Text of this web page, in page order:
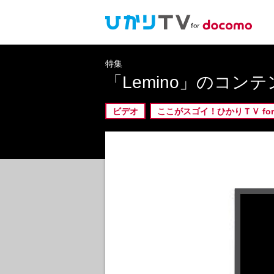
特集
「Lemino」のコン
ビデオ ここがスゴイ！ひかりＴＶ